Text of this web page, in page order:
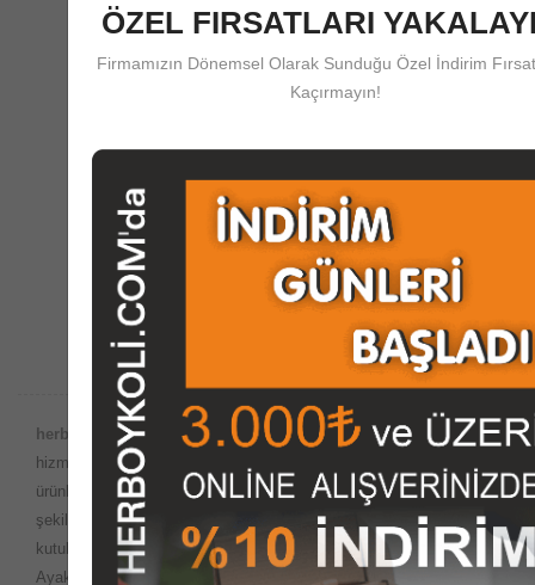
Güvenli Ödeme
Destek Merkezi
Satış Öncesi ve Sonrası Çağrı Merkezi Desteği
herboykoli.com Güvencesiyle;Dünyada internet ortamında satış
hizmetlerinin yaygın olduğu bu dönemde, imalatını yaptığımız
ürünleri
herboykoli.com
olarak İnternet ortamında güvenli bir
şekilde, kutu, koli, ambalaj malzemeleri, paketleme kutuları, giysi
kutuları, gıda kutuları, ofset baskılı baskısız kutu koli ürünleri,
Ayakkabı kutuları, Yedekparça kutuları, özel ofset baskılı kutular,
ÖZEL FIRSATLARI
Firmamızın Dönemsel Olarak Sunduğu Özel İndirim
Kaçırmayın!